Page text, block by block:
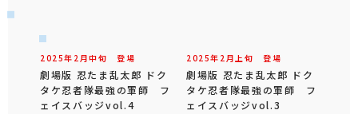
2025年 2 月中旬 登場
劇場版 忍たま乱太郎 ドク
タケ忍者隊最強の軍師 フ
ェイスバッジvol.4
2025年 2 月 上旬 登場
劇場版 忍たま乱太郎 ドク
タケ忍者隊最強の軍師 フ
ェイスバッジvol.3